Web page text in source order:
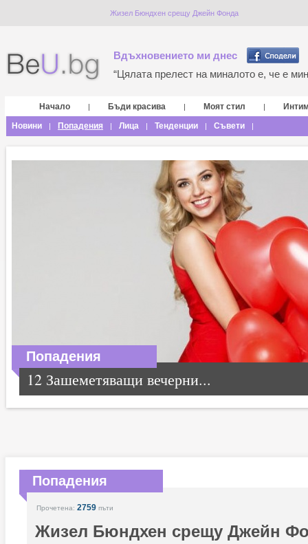
Жизел Бюндхен срещу Джейн Фонда
Вдъхновението ми днес
“Цялата прелест на миналото е, че е
Начало | Бъди красива | Моят стил |
Новини
| Попадения | Лица | Тенденции | Съвети |
Попадения
12 Зашеметяващи вечерни...
Попадения
Прочетена: 2759 пъти
Жизел Бюндхен срещу Джейн